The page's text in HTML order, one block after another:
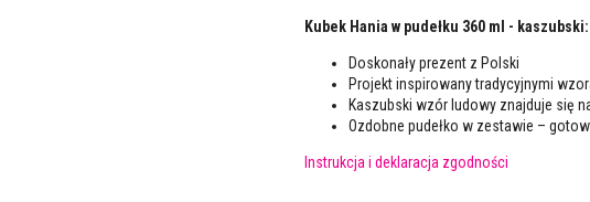
Kubek Hania w pudełku 360 ml - kaszubski:
Doskonały prezent z Polski
Projekt inspirowany tradycyjnymi
Kaszubski wzór ludowy znajduje się
Ozdobne pudełko w zestawie –
Instrukcja i deklaracja zgodności